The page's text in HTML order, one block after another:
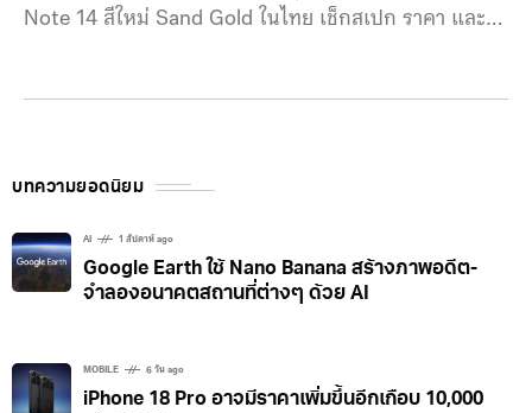
Note 14 สีใหม่ Sand Gold ในไทย เช็กสเปก ราคา และ
บทความยอดนิยม
AI 1 สัปดาห์ ago
Google Earth ใช้ Nano Banana สร้างภาพอดีต-
จำลองอนาคตสถานที่ต่างๆ ด้วย AI
MOBILE 6 วัน ago
iPhone 18 Pro อาจมีราคาเพิ่มขึ้นอีกเกือบ 10,000